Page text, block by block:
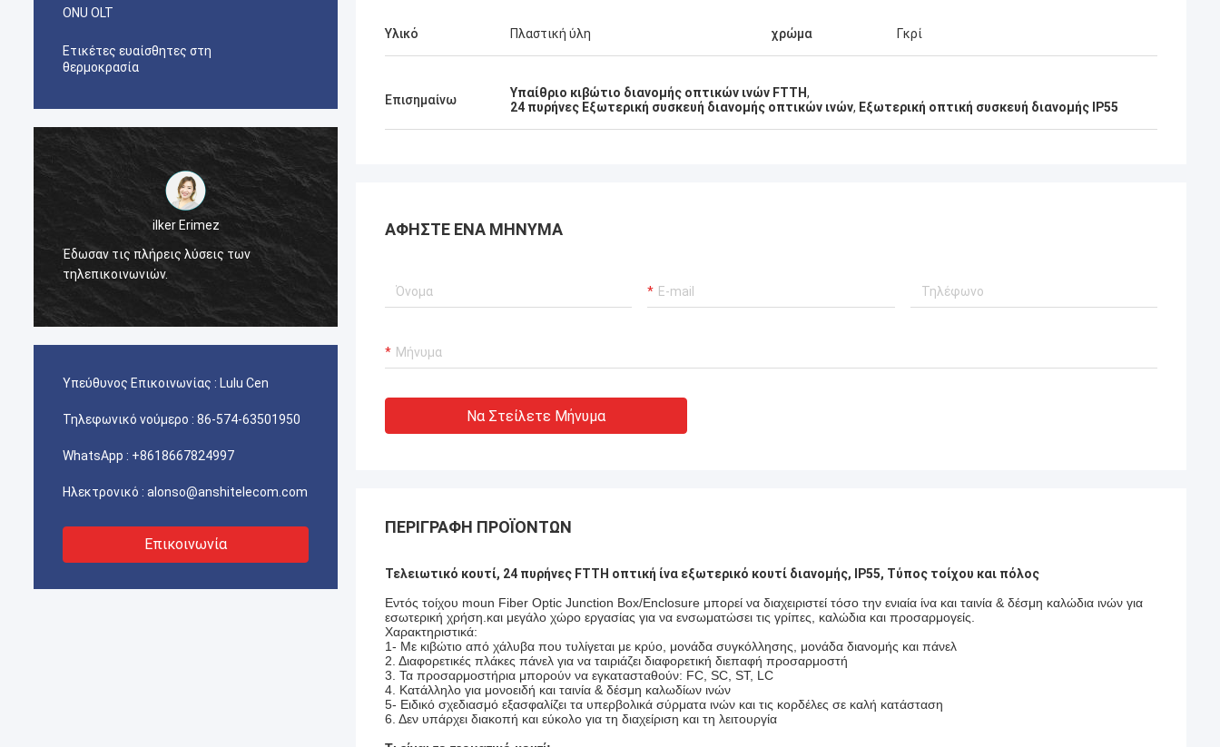
ONU OLT
Ετικέτες ευαίσθητες στη
θερμοκρασία
احمد عبدالله
AMP σας TYCO picabond οι συνδετήρες
που χρησιμοποιούνται για τις εργασίες
τηλεπικοινωνιών του Ιράν άριστες, ο
πελάτης μας είναι πολύ ικανοποιημένοι
με την ποιότητα.
Ανδρέας Sandvik
Υπεύθυνος Επικοινωνίας : Lulu Cen
Τηλεφωνικό νούμερο : 86-574-63501950
WhatsApp : +8618667824997
Ηλεκτρονικό : alonso@anshitelecom.com
Επικοινωνία
Υλικό Πλαστική ύλη χρώμα Γκρί
Επισημαίνω Υπαίθριο κιβώτιο διανομής οπτικών ινών FTTH,
24 πυρήνες Εξωτερική συσκευή διανομής οπτικών ινών, Εξωτερική οπτική συσκευή διανομής IP55
ΑΦΉΣΤΕ ΈΝΑ ΜΉΝΥΜΑ
Να Στείλετε Μήνυμα
ΠΕΡΙΓΡΑΦΉ ΠΡΟΪΌΝΤΩΝ
Τελειωτικό κουτί, 24 πυρήνες FTTH οπτική ίνα εξωτερικό κουτί διανομής, IP55, Τύπος τοίχου και πόλος
Εντός τοίχου moun Fiber Optic Junction Box/Enclosure μπορεί να διαχειριστεί τόσο την ενιαία ίνα και ταινία & δέσμη καλώδια ινών για
εσωτερική χρήση.και μεγάλο χώρο εργασίας για να ενσωματώσει τις γρίπες, καλώδια και προσαρμογείς.
Χαρακτηριστικά:
1- Με κιβώτιο από χάλυβα που τυλίγεται με κρύο, μονάδα συγκόλλησης, μονάδα διανομής και πάνελ
2. Διαφορετικές πλάκες πάνελ για να ταιριάζει διαφορετική διεπαφή προσαρμοστή
3. Τα προσαρμοστήρια μπορούν να εγκατασταθούν: FC, SC, ST, LC
4. Κατάλληλο για μονοειδή και ταινία & δέσμη καλωδίων ινών
5- Ειδικό σχεδιασμό εξασφαλίζει τα υπερβολικά σύρματα ινών και τις κορδέλες σε καλή κατάσταση
6. Δεν υπάρχει διακοπή και εύκολο για τη διαχείριση και τη λειτουργία